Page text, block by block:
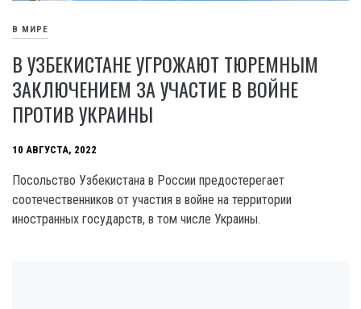
В МИРЕ
В УЗБЕКИСТАНЕ УГРОЖАЮТ ТЮРЕМНЫМ
ЗАКЛЮЧЕНИЕМ ЗА УЧАСТИЕ В ВОЙНЕ
ПРОТИВ УКРАИНЫ
10 АВГУСТА, 2022
Посольство Узбекистана в России предостерегает
соотечественников от участия в войне на территории
иностранных государств, в том числе Украины.